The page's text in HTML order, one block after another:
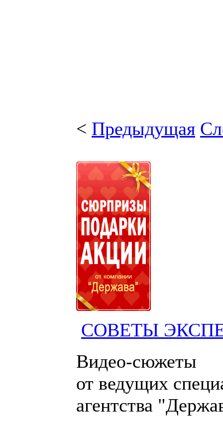
< Предыдущая
СОВЕТЫ
Видео-сюжеты
от ведущих
агентства